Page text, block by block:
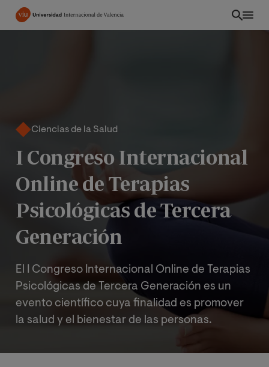
Pasar
Ciencias de la Salud
I Congreso Internacional
Online de Terapias
Psicológicas de Tercera
Generación
El I Congreso Internacional Online de Terapias
Psicológicas de Tercera Generación es un
evento científico cuya finalidad es promover
la salud y el bienestar de las personas.